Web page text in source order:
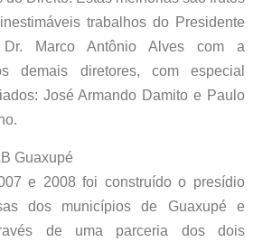
trabalhos do Presidente
Dr. Marco Antônio Alves com a
demais diretores, com especial
José Armando Damito e Paulo
Guaxupé
e 2008 foi construído o presídio
dos municípios de Guaxupé e
de uma parceria dos dois